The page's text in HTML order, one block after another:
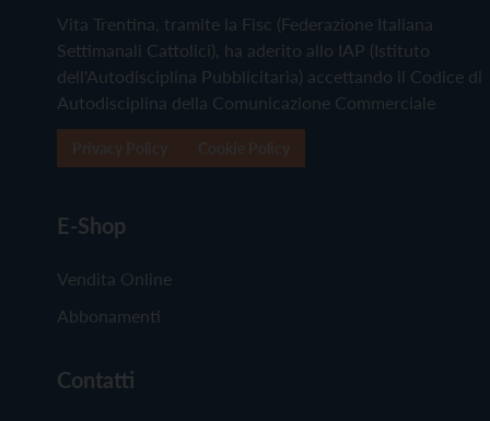
Vita Trentina, tramite la Fisc (Federazione Italiana
Settimanali Cattolici), ha aderito allo IAP (Istituto
dell'Autodisciplina Pubblicitaria) accettando il Codice di
Autodisciplina della Comunicazione Commerciale
E-Shop
Vendita Online
Abbonamenti
Contatti